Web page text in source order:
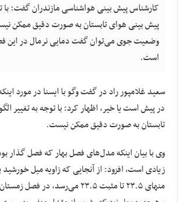
کارشناس پیش بینی هواشناسی مازندران گفت: با
پیش بینی هوای تابستان به صورت دقیق ممکن
وضعیت جوی می‌توان گفت دمایی نرمال در این
است.
سعید غلامپور راد در گفت وگو با ایسنا در مورد
در پیش است یا خیر، اظهار کرد: با توجه به تغییر
تابستان به صورت دقیق ممکن نیست.
وی با بیان اینکه مدل‌های فصل بهار که فصل گذار
زیادی است، افزود: از آنجایی که زاویه میل خورشید
منهای ۲۳.۵ تا مثبت ۲۳.۵ می‌رسد،